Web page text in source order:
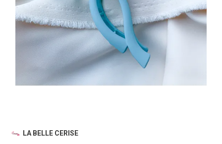
LA BELLE CERISE